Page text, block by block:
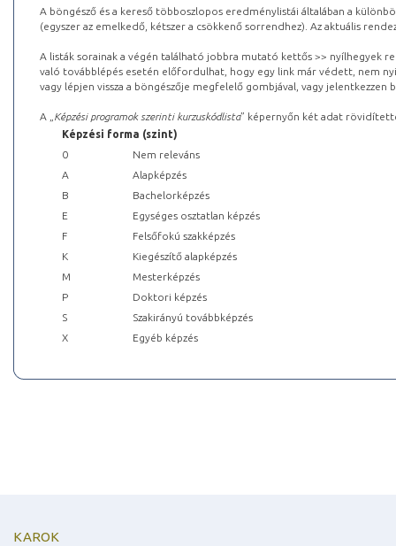
A böngésző és a kereső többoszlopos eredménylistái általában a
(egyszer az emelkedő, kétszer a csökkenő sorrendhez). Az aktuális
A listák sorainak a végén található jobbra mutató kettős >> nyílhegyek
való továbblépés esetén előfordulhat, hogy egy link már védett, nem
vagy lépjen vissza a böngészője megfelelő gombjával, vagy
A „ Képzési programok szerinti kurzuskódlista” képernyőn két adat
Képzési forma (szint)
0
Nem releváns
A
Alapképzés
B
Bachelorképzés
E
Egységes osztatlan képzés
F
Felsőfokú szakképzés
K
Kiegészítő alapképzés
M
Mesterképzés
P
Doktori képzés
S
Szakirányú továbbképzés
X
Egyéb képzés
KAROK